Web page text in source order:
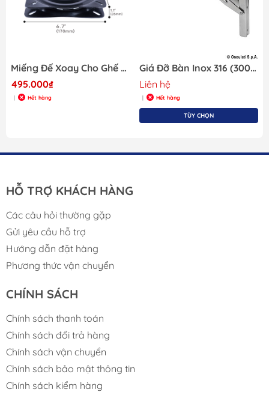
Miếng Đế Xoay Cho Ghế Tàu Cano, Xoay 360 độ , Miếng Đế Cho Chân ghế, hoặc ghế tàu cano tiện dụng , Mã DF7060
495.000₫
Hết hàng
Giá Đỡ Bàn Inox 316 (300x165mm) Gập Lại Được Cho Tàu Cano, Mã SF21067-2
Liên hệ
Hết hàng
TÙY CHỌN
HỖ TRỢ KHÁCH HÀNG
Các câu hỏi thường gặp
Gửi yêu cầu hỗ trợ
Hướng dẫn đặt hàng
Phương thức vận chuyển
CHÍNH SÁCH
Chính sách thanh toán
Chính sách đổi trả hàng
Chính sách vận chuyển
Chính sách bảo mật thông tin
Chính sách kiểm hàng